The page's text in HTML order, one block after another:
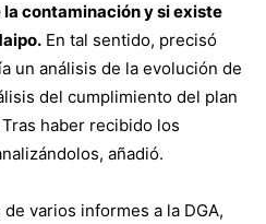
contaminación y si existe
En tal sentido, precisó
un análisis de la evolución de
del cumplimiento del plan
haber recibido los
añadió.
varios informes a la DGA,